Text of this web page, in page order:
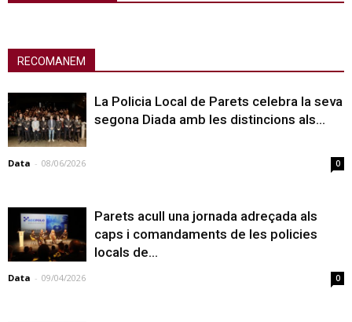
RECOMANEM
La Policia Local de Parets celebra la seva
segona Diada amb les distincions als...
Data - 08/06/2026 0
Parets acull una jornada adreçada als
caps i comandaments de les policies
locals de...
Data - 09/04/2026 0